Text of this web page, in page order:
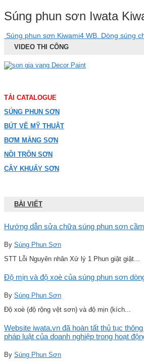
Súng phun sơn Iwata
Súng phun sơn Kiwami4 WB. Dòng súng
VIDEO THI CÔNG
TẢI CATALOGUE
SÚNG PHUN SƠN
BÚT VẼ MỸ THUẬT
BƠM MÀNG SƠN
NỒI TRỘN SƠN
CÂY KHUẤY SƠN
BÀI VIẾT
Hướng dẫn sửa chữa súng phun sơn
By Súng Phun Sơn
STT Lỗi Nguyên nhân Xử lý 1 Phun giật giật...
Độ mịn và độ xoè của súng phun sơn
By Súng Phun Sơn
Độ xoè (độ rộng vệt sơn) và độ mịn (kích...
Website iwata.vn đã hoàn tất thủ tục
pháp luật của doanh nghiệp trong hoạt
By Súng Phun Sơn